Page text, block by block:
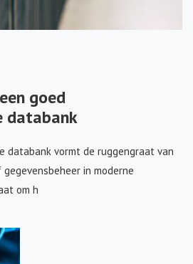
goed
databank
databank vormt de ruggengraat van
in moderne
om h